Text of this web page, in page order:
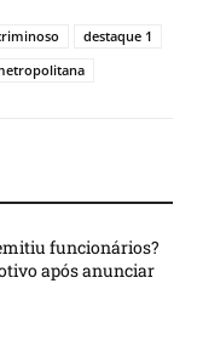
destaque 1
funcionários?
após anunciar